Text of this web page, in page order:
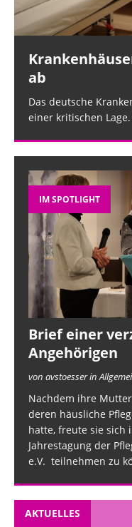
ab
Das deutsche
einer kritischen
Prev
ious
IM SPOTLIGHT
Brief einer
Angehörigen
von avstoesser in
Nachdem ihre
deren häusliche
hatte, freute sie sich
Jahrestagung der
e.V. teilnehmen zu
AKTUELLES